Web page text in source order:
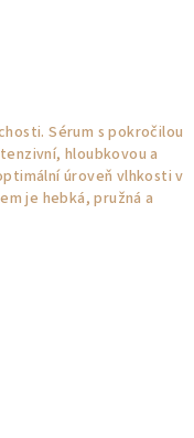
Sérum s pokročilou
hloubkovou a
úroveň vlhkosti v
je hebká, pružná a